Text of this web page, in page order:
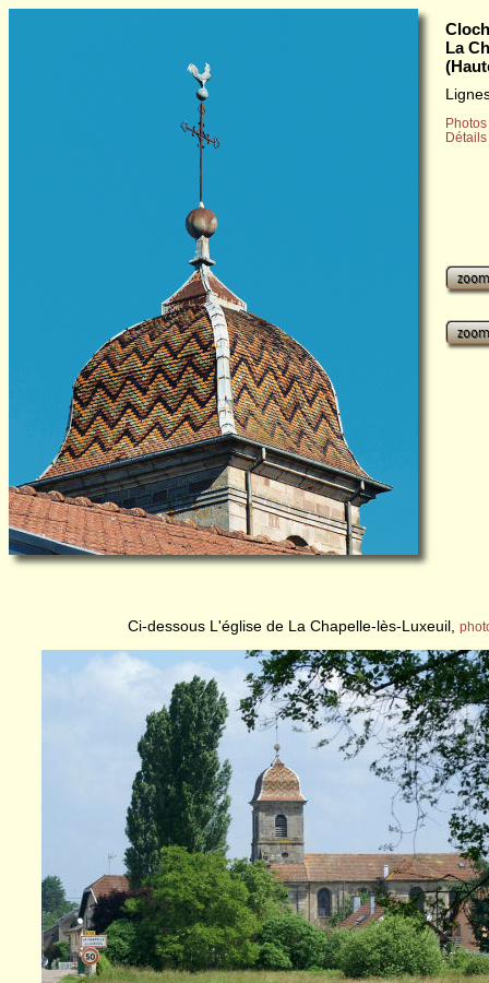
La
Ci-dessous L'église de La Chapelle-lès-Luxeuil,